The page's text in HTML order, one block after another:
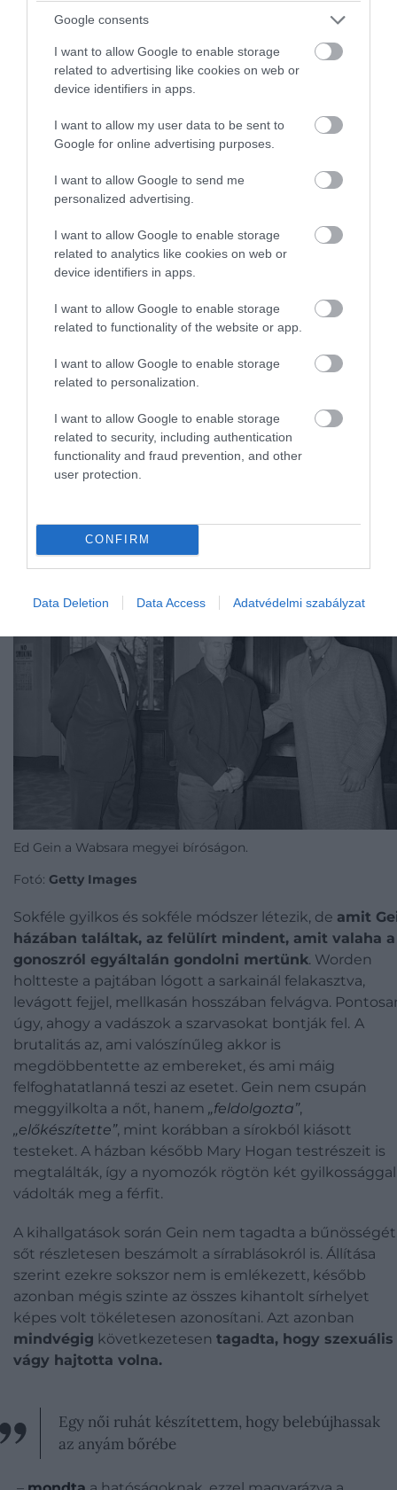
Google consents
I want to allow Google to enable storage
related to advertising like cookies on web or
device identifiers in apps.
I want to allow my user data to be sent to
Google for online advertising purposes.
I want to allow Google to send me
personalized advertising.
I want to allow Google to enable storage
related to analytics like cookies on web or
device identifiers in apps.
I want to allow Google to enable storage
related to functionality of the website or app.
I want to allow Google to enable storage
related to personalization.
I want to allow Google to enable storage
related to security, including authentication
functionality and fraud prevention, and other
user protection.
CONFIRM
Data Deletion Data Access Adatvédelmi szabályzat
A sírrablások – amelyeknek száma máig tisztázatlan –
éveken át kielégítették Ed vágyait, de a
szakzsargonbaneszkalációnakhívott jelenség őt
kerülhette el. Ami előtte a legnagyobb adrenalinlöket
nem volt
kirabolni a sírokat, valódi, élő áldozatokra volt
szüksége:
1954 decemberében eltűnt a környék
ismert alakja,Mary Hogan, a kocsma szókimondó
tulajdonosnője. A nő nyomtalan eltűnése sokáig
közösség találgatásokba bocsátkozott, de három
át mindenki a sötétben tapogatózott.
1957. november 16-án aztán újabb eltűnés zaklatta fel
plainfieldi lakosokat: ezúttal a helyi vasbolt
azonban volt min elindulnia a rendőrségnek: a
vérnyomokat találtak, valamint egy számlát, amely
szerint aznap reggel éppen Ed vásárolt ott. A gyanú
gyorsan a farmhoz vezette a rendőröket, akik –
elektromosság híján – kénytelenek voltak
átvizsgálni a területet
Ed Gein a Wabsara megyei bíróságon.
Fotó: Getty Images
Sokféle gyilkos és sokféle módszer létezik, de amit
házában találtak, az felülírt mindent, amit valaha a
gonoszról egyáltalán gondolni mertünk. Worden
holtteste a pajtában lógott a sarkainál felakasztva,
levágott fejjel, mellkasán hosszában felvágva.
úgy, ahogy a vadászok a szarvasokat bontják fel. A
brutalitás az, ami valószínűleg akkor is
megdöbbentette az embereket, és ami máig
felfoghatatlanná teszi az esetet. Gein nem csupán
meggyilkolta a nőt, hanem „feldolgozta”,
„előkészítette”, mint korábban a sírokból kiásott
testeket. A házban később Mary Hogan testrészeit is
megtalálták, így a nyomozók rögtön két gyilkossággal
vádolták meg a férfit.
A kihallgatások során Gein nem tagadta a
sőt részletesen beszámolt a sírrablásokról is. Állítása
szerint ezekre sokszor nem is emlékezett, később
azonban mégis szinte az összes kihantolt sírhelyet
képes volt tökéletesen azonosítani. Azt azonban
mindvégig következetesen tagadta, hogy szexuális
vágy hajtotta volna.
Egy női ruhát készítettem, hogy belebújhassak
az anyám bőrébe